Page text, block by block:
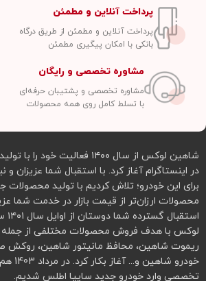
پرداخت آنلاین و مطمئن
پرداخت آنلاین و مطمئن از طریق درگاه
بانکی با امکان پیگیری مطمئن
مشاوره تخصصی و رایگان
مشاوره تخصصی و پشتیبان حرفه‌ای
با تسلط کامل روی همه محصولات
شاهین لوکس از سال ۱۴۰۰ فعالیت
در اینستاگرام آغاز کرد. با استقبال شما عزیزان
برای این خودرو؛ تلاش کردیم با تولید محصولات
محصولات ارزان‌تر از قیمت بازار در خدمت شما
لوکس با هدف فروش محصولات مختلفی از جمله
ریموت شاهین، محافظ مانیتور شاهین، روکش
خودرو
تخصصی وارد خودرو جدید سایپا اطلس شدیم.